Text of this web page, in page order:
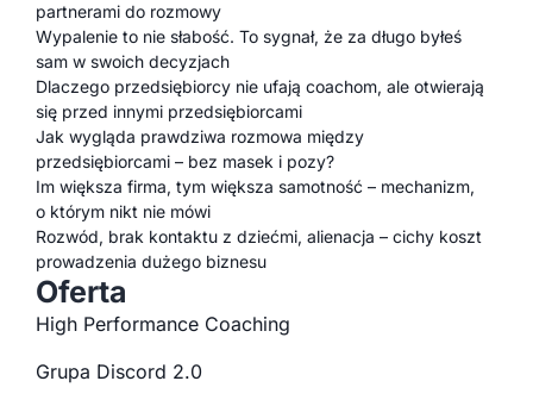
partnerami do rozmowy
Wypalenie to nie słabość. To sygnał, że za długo byłeś
sam w swoich decyzjach
Dlaczego przedsiębiorcy nie ufają coachom, ale otwierają
się przed innymi przedsiębiorcami
Jak wygląda prawdziwa rozmowa między
przedsiębiorcami – bez masek i pozy?
Im większa firma, tym większa samotność – mechanizm,
o którym nikt nie mówi
Rozwód, brak kontaktu z dziećmi, alienacja – cichy koszt
prowadzenia dużego biznesu
Oferta
High Performance Coaching
Grupa Discord 2.0